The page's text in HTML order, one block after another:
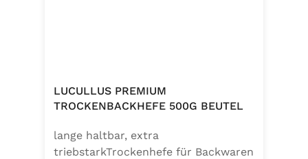
LUCULLUS PREMIUM
TROCKENBACKHEFE 500G BEUTEL
lange haltbar, extra
triebstarkTrockenhefe für Backwaren